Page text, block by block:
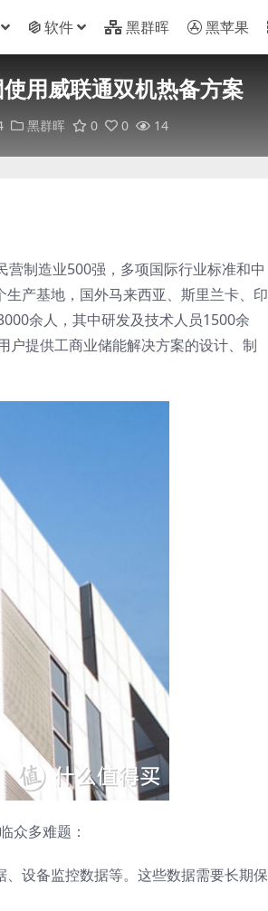
软件 黑群晖 黑苹果
用威联通双机热备方案
黑群晖 0 0 14
制造业500强，多项国际行业标准和中
产基地，国外马来西亚、斯里兰卡、印
余人，其中研发及技术人员1500余
户提供工商业储能解决方案的设计、制
众多难题：
设备监控数据等。这些数据需要长期保